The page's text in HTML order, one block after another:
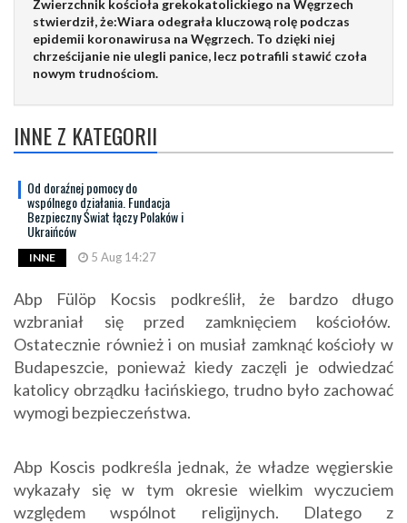
Zwierzchnik kościoła grekokatolickiego na Węgrzech
stwierdził, że:Wiara odegrała kluczową rolę podczas
epidemii koronawirusa na Węgrzech. To dzięki niej
chrześcijanie nie ulegli panice, lecz potrafili stawić czoła
nowym trudnościom.
INNE Z KATEGORII
Od doraźnej pomocy do
wspólnego działania. Fundacja
Bezpieczny Świat łączy Polaków i
Ukraińców
INNE 5 Aug 14:27
Abp Fülöp Kocsis podkreślił, że bardzo długo
wzbraniał się przed zamknięciem kościołów.
Ostatecznie również i on musiał zamknąć kościoły w
Budapeszcie, ponieważ kiedy zaczęli je odwiedzać
katolicy obrządku łacińskiego, trudno było zachować
wymogi bezpieczeństwa.
Abp Koscis podkreśla jednak, że władze węgierskie
wykazały się w tym okresie wielkim wyczuciem
względem wspólnot religijnych. Dlatego z